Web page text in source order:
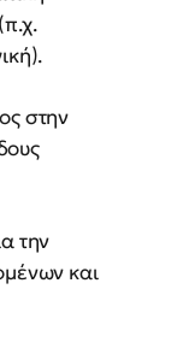
στην
την
και